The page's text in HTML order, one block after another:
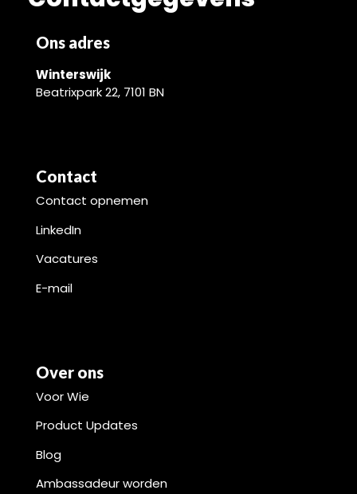
Ons adres
Winterswijk
Beatrixpark 22, 7101 BN
Contact
Contact opnemen
LinkedIn
Vacatures
E-mail
Over ons
Voor Wie
Product Updates
Blog
Ambassadeur worden